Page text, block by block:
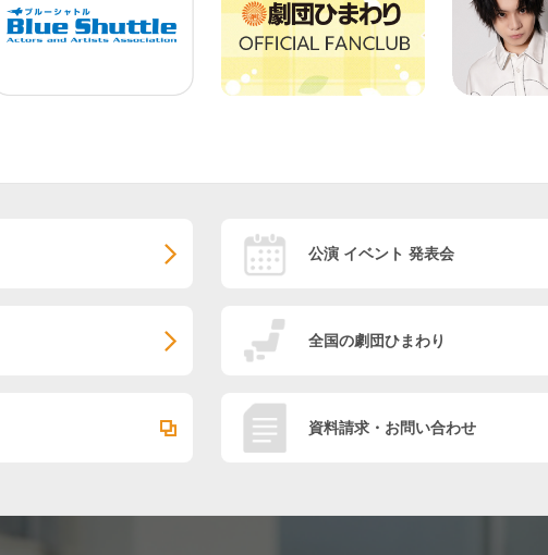
公演 イベント 発表会
全国の劇団ひまわり
資料請求・お問い合わせ